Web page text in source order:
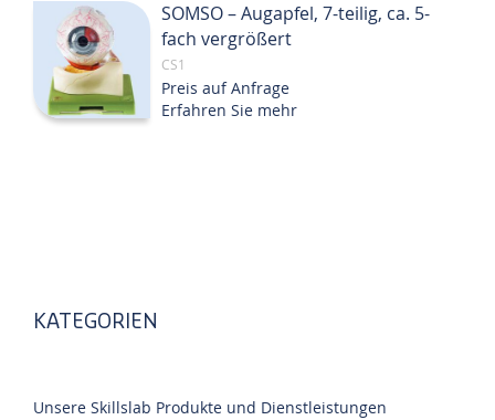
SOMSO – Augapfel, 7-teilig, ca. 5-
fach vergrößert
CS1
Preis auf Anfrage
Erfahren Sie mehr
KATEGORIEN
Unsere Skillslab Produkte und Dienstleistungen